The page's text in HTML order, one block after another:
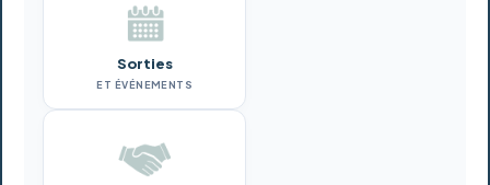
Sorties
ET ÉVÉNEMENTS